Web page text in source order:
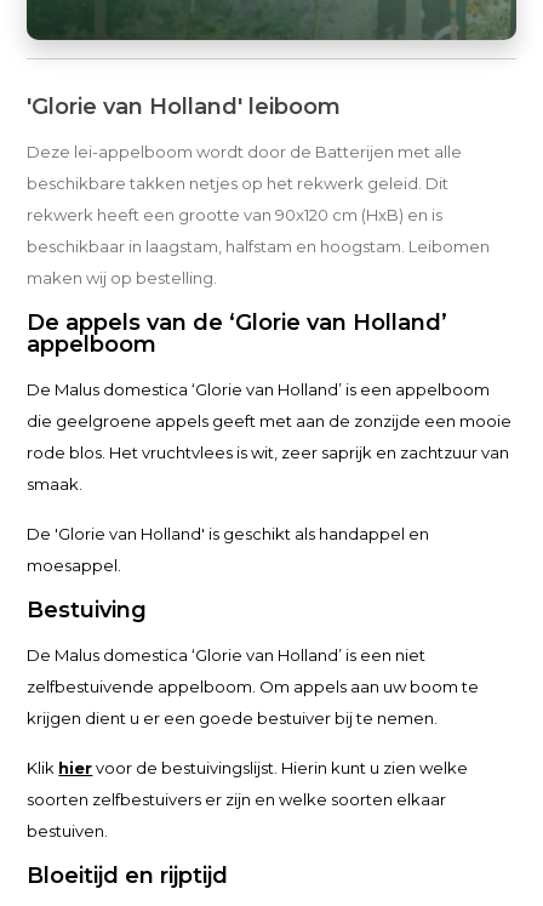
'Glorie van Holland' leiboom
Deze lei-appelboom wordt door de Batterijen met alle
beschikbare takken netjes op het rekwerk geleid. Dit
rekwerk heeft een grootte van 90x120 cm (HxB) en is
beschikbaar in laagstam, halfstam en hoogstam. Leibomen
maken wij op bestelling.
De appels van de ‘Glorie van Holland’
appelboom
De Malus domestica ‘Glorie van Holland’ is een appelboom
die geelgroene appels geeft met aan de zonzijde een mooie
rode blos. Het vruchtvlees is wit, zeer saprijk en zachtzuur van
smaak.
De 'Glorie van Holland' is geschikt als handappel en
moesappel.
Bestuiving
De Malus domestica ‘Glorie van Holland’ is een niet
zelfbestuivende appelboom. Om appels aan uw boom te
krijgen dient u er een goede bestuiver bij te nemen.
Klik hiervoor de bestuivingslijst. Hierin kunt u zien welke
soorten zelfbestuivers er zijn en welke soorten elkaar
bestuiven.
Bloeitijd en rijptijd